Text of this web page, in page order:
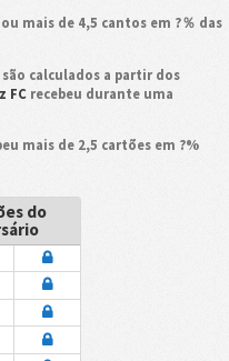
mais de 4,5 cantos em ?％ das
são calculados a partir dos
FCrecebeu durante uma
mais de 2,5 cartões em ?%
do